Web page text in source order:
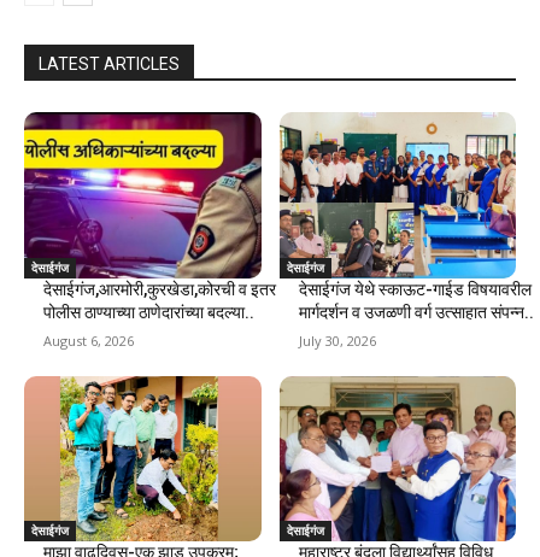
LATEST ARTICLES
देसाईगंज
देसाईगंज,आरमोरी,कुरखेडा,कोरची व इतर
पोलीस ठाण्याच्या ठाणेदारांच्या बदल्या..
August 6, 2026
देसाईगंज
देसाईगंज येथे स्काऊट-गाईड विषयावरील
मार्गदर्शन व उजळणी वर्ग उत्साहात संपन्न..
July 30, 2026
देसाईगंज
माझा वाढदिवस-एक झाड उपक्रम;
देसाईगंज
महाराष्ट्र बंदला विद्यार्थ्यांसह विविध